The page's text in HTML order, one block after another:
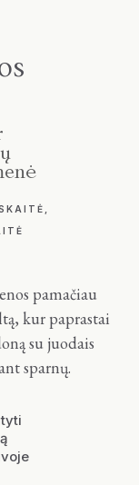
pamačiau
kur paprastai
su juodais
sparnų.